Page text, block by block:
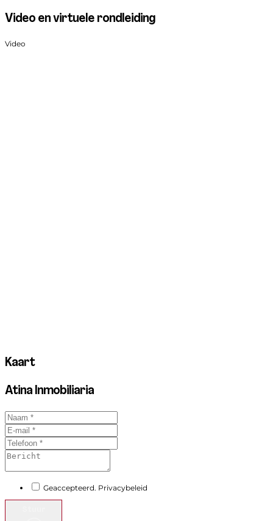
Video en virtuele rondleiding
Video
Kaart
Atina Inmobiliaria
Geaccepteerd. Privacybeleid